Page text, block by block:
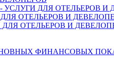
ДЛЯ ОТЕЛЬЕРОВ И
ОТЕЛЬЕРОВ И
ОТЕЛЬЕРОВ И
ФИНАНСОВЫХ